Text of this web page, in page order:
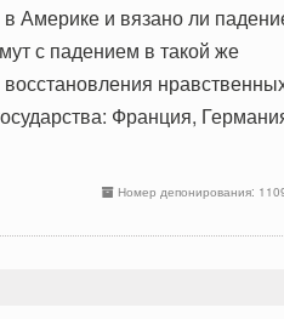
Америке и вязано ли
с падением в такой же
Франция,
Номер депонирования: